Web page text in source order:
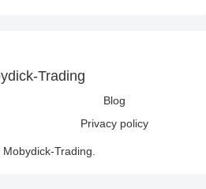
Trading
Blog
Privacy policy
Trading.